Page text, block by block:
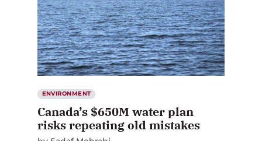
ENVIRONMENT
Canada’s $650M water plan
risks repeating old mistakes